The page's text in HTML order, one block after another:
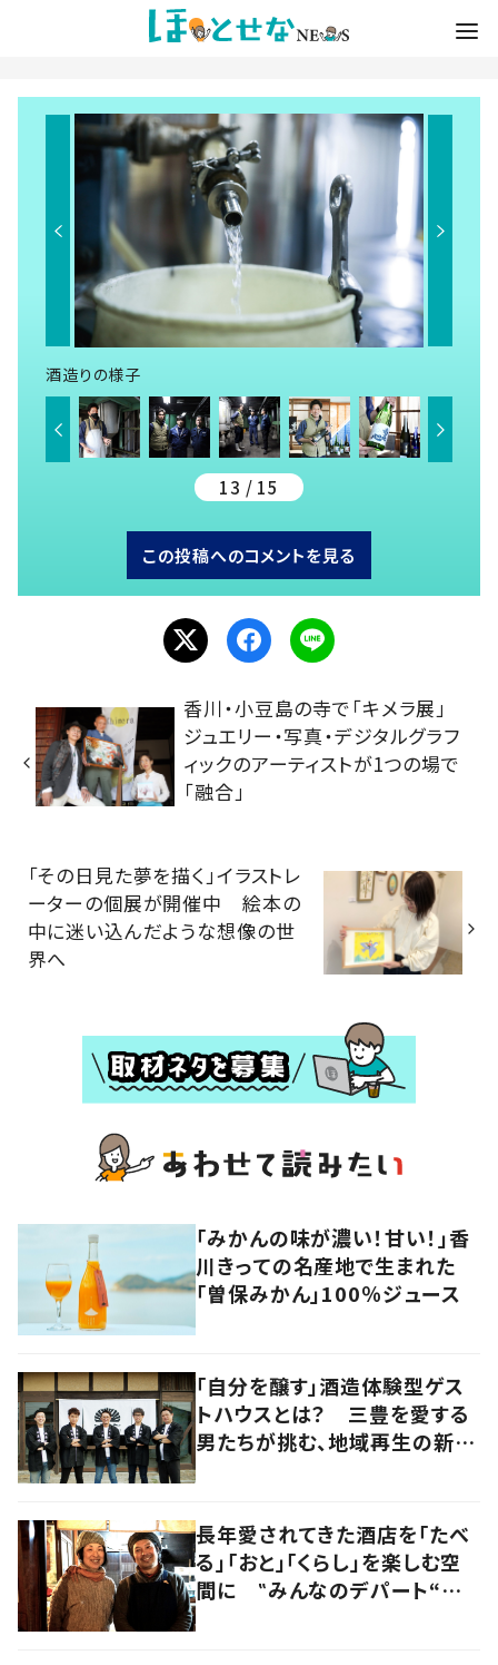
酒造りの様子
13 / 15
この投稿へのコメントを見る
香川・小豆島の寺で「キメラ展」
ジュエリー・写真・デジタルグラフ
ィックのアーティストが1つの場で
「融合」
「その日見た夢を描く」イラストレ
ーターの個展が開催中 絵本の
中に迷い込んだような想像の世
界へ
「みかんの味が濃い！甘い！」香
川きっての名産地で生まれた
「曽保みかん」100％ジュース
「自分を醸す」酒造体験型ゲス
トハウスとは？ 三豊を愛する
男たちが挑む、地域再生の新し
長年愛されてきた酒店を「たべ
る」「おと」「くらし」を楽しむ空
間に ‟みんなのデパート“の